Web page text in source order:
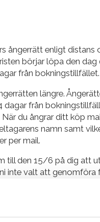
ångerrätt enligt distans
börjar löpa den dag
från bokningstillfället.
längre.
från
du ångrar ditt köp
namn samt
per mail.
till den 15/6 på dig att
inte valt att genomföra
enligt
det att kursens